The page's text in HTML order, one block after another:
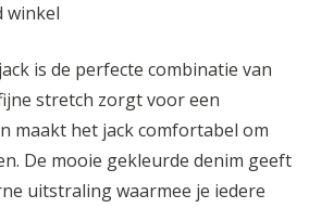
winkel
is de perfecte combinatie van
stretch zorgt voor een
maakt het jack comfortabel om
De mooie gekleurde denim geeft
uitstraling waarmee je iedere